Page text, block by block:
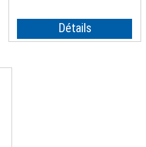
Détails